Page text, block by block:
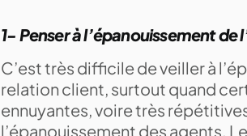
1- Penser à l’épanouissement de
C’est très difficile de veiller à
relation client, surtout quand
ennuyantes, voire très
l’épanouissement des agents.